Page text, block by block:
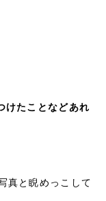
けたことなどあれ
真と睨めっこして